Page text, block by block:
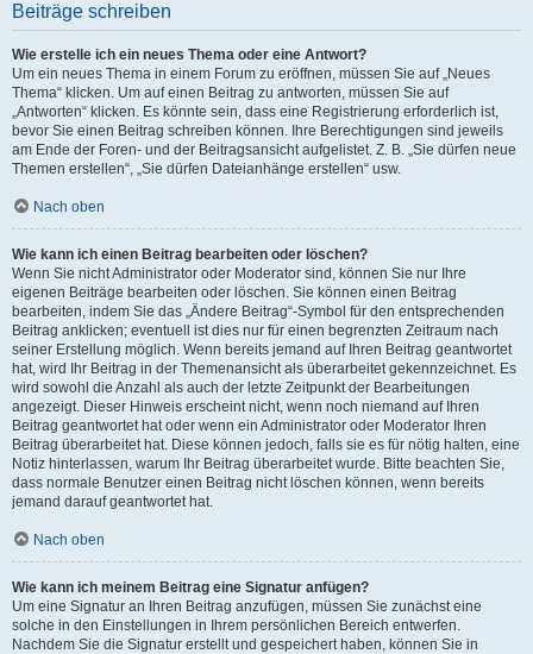
Beiträge schreiben
Wie erstelle ich ein neues Thema oder eine Antwort?
Um ein neues Thema in einem Forum zu eröffnen, müssen Sie auf „Neues
Thema“ klicken. Um auf einen Beitrag zu antworten, müssen Sie auf
„Antworten“ klicken. Es könnte sein, dass eine Registrierung erforderlich ist,
bevor Sie einen Beitrag schreiben können. Ihre Berechtigungen sind jeweils
am Ende der Foren- und der Beitragsansicht aufgelistet. Z. B. „Sie dürfen neue
Themen erstellen“, „Sie dürfen Dateianhänge erstellen“ usw.
Nach oben
Wie kann ich einen Beitrag bearbeiten oder löschen?
Wenn Sie nicht Administrator oder Moderator sind, können Sie nur Ihre
eigenen Beiträge bearbeiten oder löschen. Sie können einen Beitrag
bearbeiten, indem Sie das „Ändere Beitrag“-Symbol für den entsprechenden
Beitrag anklicken; eventuell ist dies nur für einen begrenzten Zeitraum nach
seiner Erstellung möglich. Wenn bereits jemand auf Ihren Beitrag geantwortet
hat, wird Ihr Beitrag in der Themenansicht als überarbeitet gekennzeichnet. Es
wird sowohl die Anzahl als auch der letzte Zeitpunkt der Bearbeitungen
angezeigt. Dieser Hinweis erscheint nicht, wenn noch niemand auf Ihren
Beitrag geantwortet hat oder wenn ein Administrator oder Moderator Ihren
Beitrag überarbeitet hat. Diese können jedoch, falls sie es für nötig halten, eine
Notiz hinterlassen, warum Ihr Beitrag überarbeitet wurde. Bitte beachten Sie,
dass normale Benutzer einen Beitrag nicht löschen können, wenn bereits
jemand darauf geantwortet hat.
Nach oben
Wie kann ich meinem Beitrag eine Signatur anfügen?
Um eine Signatur an Ihren Beitrag anzufügen, müssen Sie zunächst eine
solche in den Einstellungen in Ihrem persönlichen Bereich entwerfen.
Nachdem Sie die Signatur erstellt und gespeichert haben, können Sie in